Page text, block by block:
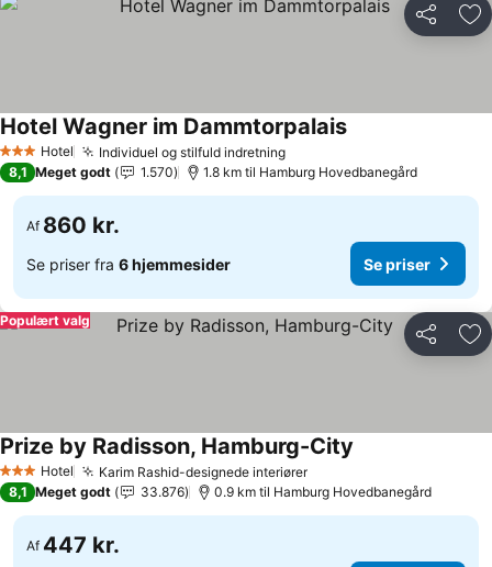
Del
3 StjernerHotel Individuel og stilfuld indretningSe priser
Hotel Wagner im DammtorpalaisSe priser
8,1 Meget godt 1.570 1.8 km til Hamburg Hovedbanegård
Af 860 kr.
Se priser fra 6 hjemmesider Se priser
Del
Populært valg
3 StjernerHotel Karim Rashid-designede interiørerSe priser
Prize by Radisson, Hamburg-City
8,1 Meget godt 33.876 0.9 km til Hamburg Hovedbanegård
Af 447 kr.